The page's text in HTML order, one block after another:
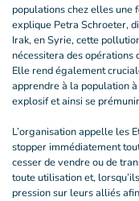
populations chez elles une
explique Petra Schroeter,
Irak, en Syrie, cette
nécessitera des opérations
Elle rend également
apprendre à la population
explosif et ainsi se
L’organisation appelle les
stopper immédiatement
cesser de vendre ou de
toute utilisation et,
pression sur leurs alliés